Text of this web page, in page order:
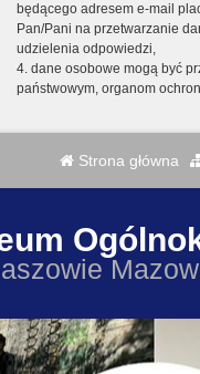
będącego adresem e-mail
Pan/Pani na przetwarzanie
udzielenia odpowiedzi,
4. dane osobowe mogą być
państwowym, organom
Strona główna